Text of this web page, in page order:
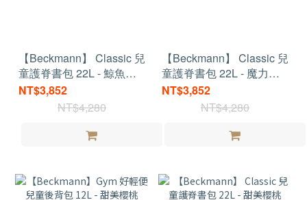
【Beckmann】 Classic 兒
童護脊書包 22L - 鯨魚先
生
NT$3,852
NT$4,280
【Beckmann】 Classic 兒
童護脊書包 22L - 魔力足
球
NT$3,852
NT$4,280